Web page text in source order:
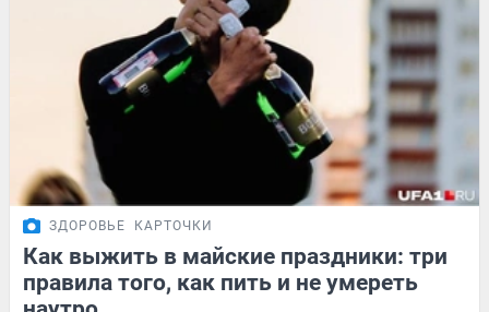
ЗДОРОВЬЕ КАРТОЧКИ
Как выжить в майские праздники: три
правила того, как пить и не умереть